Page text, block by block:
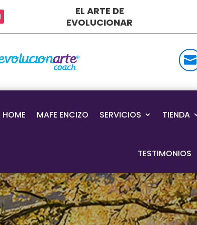
EL ARTE DE
EVOLUCIONAR

HOME MAFE ENCIZO SERVICIOS TIENDA
TESTIMONIOS